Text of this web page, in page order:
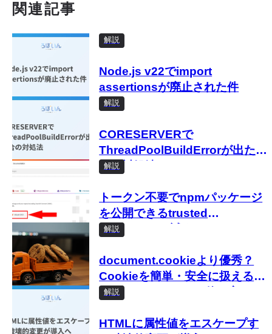
関連記事
解説
Node.js v22でimport
assertionsが廃止された件
解説
CORESERVERで
ThreadPoolBuildErrorが出た場
合の対処法
解説
トークン不要でnpmパッケージ
を公開できるtrusted
publishingを試す
解説
document.cookieより優秀？
Cookieを簡単・安全に扱える
Cookie Store APIの使い方
解説
HTMLに属性値をエスケープす